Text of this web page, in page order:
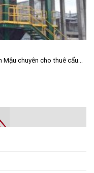
chuyên cho thuê cẩu...